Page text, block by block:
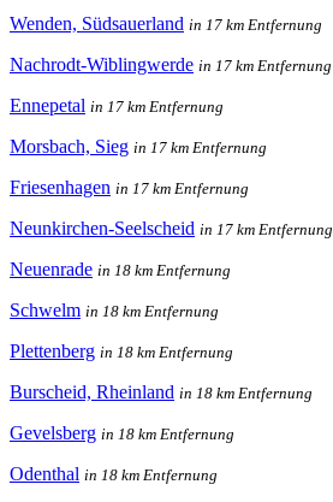
Wenden, Südsauerland in 17 km Entfernung
Nachrodt-Wiblingwerde in 17 km Entfernung
Ennepetal in 17 km Entfernung
Morsbach, Sieg in 17 km Entfernung
Friesenhagen in 17 km Entfernung
Neunkirchen-Seelscheid in 17 km Entfernung
Neuenrade in 18 km Entfernung
Schwelm in 18 km Entfernung
Plettenberg in 18 km Entfernung
Burscheid, Rheinland in 18 km Entfernung
Gevelsberg in 18 km Entfernung
Odenthal in 18 km Entfernung